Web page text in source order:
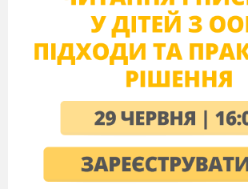
декілька років готуватися до
селяни та ремісники не могли
іграх через те, що не мали часу
Жінок на олімпійські ігри не
(виступ боксерів чи борців)?
1.Ведучий: У стародавні далекі